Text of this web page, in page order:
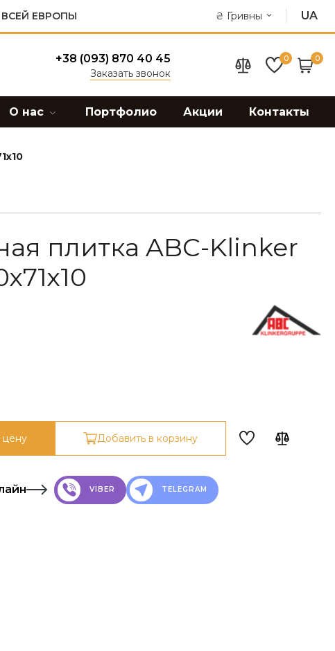
ЕВРОПЫ ₴ Гривны UA
+38 (093) 870 40 45
Заказать звонок
0 0
О нас Портфолио Акции Контакты
плитка ABC-Klinker
цену Добавить в корзину
VIBER TELEGRAM